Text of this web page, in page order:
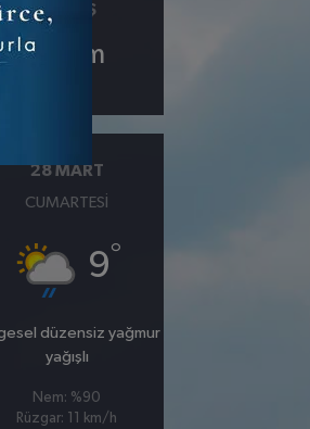
GÖRÜŞ
10 km
28 MART
CUMARTESI
9°
düzensiz yağmur
yağışlı
Nem: %90
Rüzgar: 11 km/h